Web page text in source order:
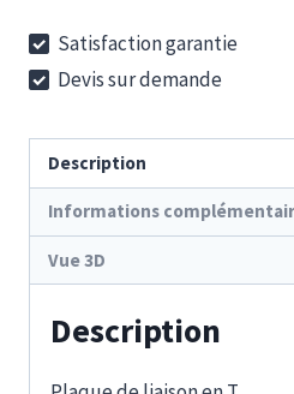
X
50-
Satisfaction garantie
Devis sur demande
Description
Informations
Vue 3D
Description